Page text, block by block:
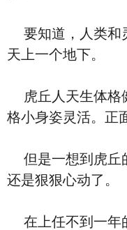
要知道，人类和
天上一个地下。
虎丘人天生体格
格小身姿灵活。正
但是一想到虎丘
还是狠狠心动了。
在上任不到一年